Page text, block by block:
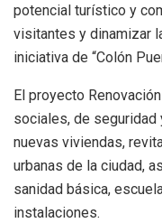
potencial turístico y
visitantes y dinamizar
iniciativa de “Colón
El proyecto
sociales, de seguridad
nuevas viviendas,
urbanas de la ciudad,
sanidad básica,
instalaciones.